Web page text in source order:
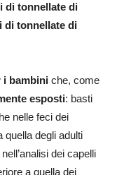
di tonnellate di
di tonnellate di
i bambini che, come
esposti: basti
nelle feci dei
quella degli adulti
dei capelli
a quella dei